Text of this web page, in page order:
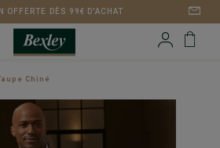
OFFERTE DÈS 99€ D'ACHAT
Chiné